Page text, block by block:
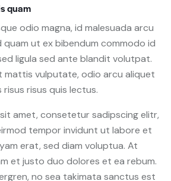
quam
odio magna, id malesuada arcu
quam ut ex bibendum commodo id
ligula sed ante blandit volutpat.
mattis vulputate, odio arcu aliquet
risus quis lectus.
amet, consetetur sadipscing elitr,
tempor invidunt ut labore et
erat, sed diam voluptua. At
et justo duo dolores et ea rebum.
no sea takimata sanctus est